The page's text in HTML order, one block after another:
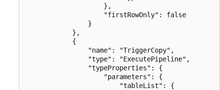
                    },
                    "firstRowOnly": false
                }
            },
            {
                "name": "TriggerCopy",
                "type": "ExecutePipeline",
                "typeProperties": {
                    "parameters": {
                        "tableList": {